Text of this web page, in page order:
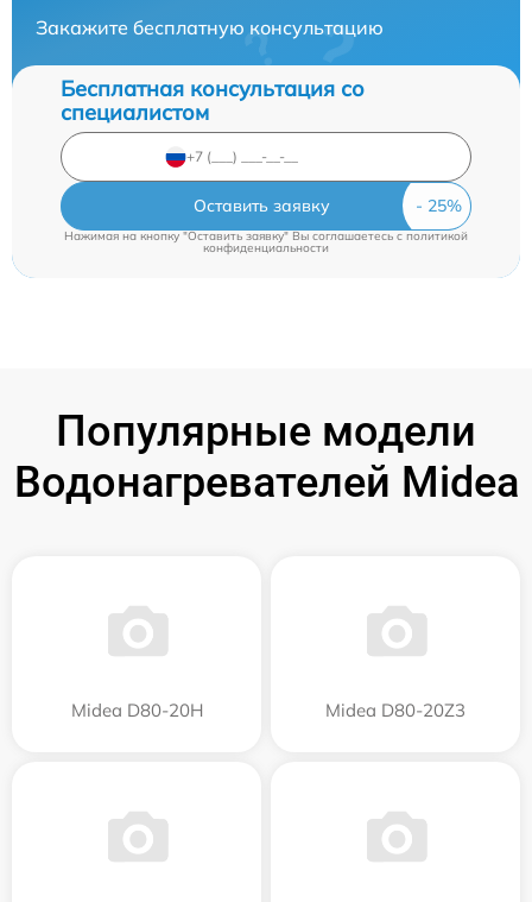
Закажите бесплатную консультацию
Бесплатная консультация со
специалистом
Оставить заявку
Нажимая на кнопку "Оставить заявку" Вы соглашаетесь cполитикой
конфиденциальности
Популярные модели
Водонагревателей Midea
Midea D80-20Н Midea D80-20Z3